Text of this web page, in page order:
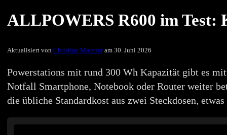
ALLPOWERS R600 im Test:
Aktualisiert von Christian Matenaram 30. Juni 2026
Powerstations mit rund 300 Wh Kapazität gibt es
Notfall Smartphone, Notebook oder Router weiter
die übliche Standardkost aus zwei Steckdosen,